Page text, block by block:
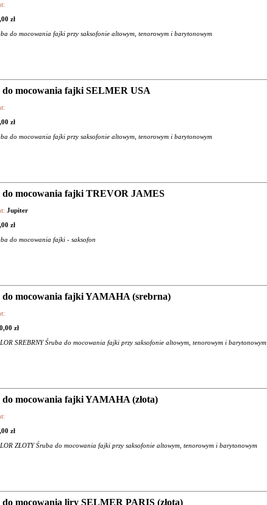
zł
do mocowania fajki przy saksofonie altowym, tenorowym i barytonowym
do mocowania fajki SELMER USA
zł
do mocowania fajki przy saksofonie altowym, tenorowym i barytonowym
do mocowania fajki TREVOR JAMES
Jupiter
zł
do mocowania fajki - saksofon
do mocowania fajki YAMAHA (srebrna)
zł
SREBRNY Śruba do mocowania fajki przy saksofonie altowym, tenorowym i barytonowym
do mocowania fajki YAMAHA (złota)
zł
ZŁOTY Śruba do mocowania fajki przy saksofonie altowym, tenorowym i barytonowym
do mocowania liry SELMER PARIS (złota)